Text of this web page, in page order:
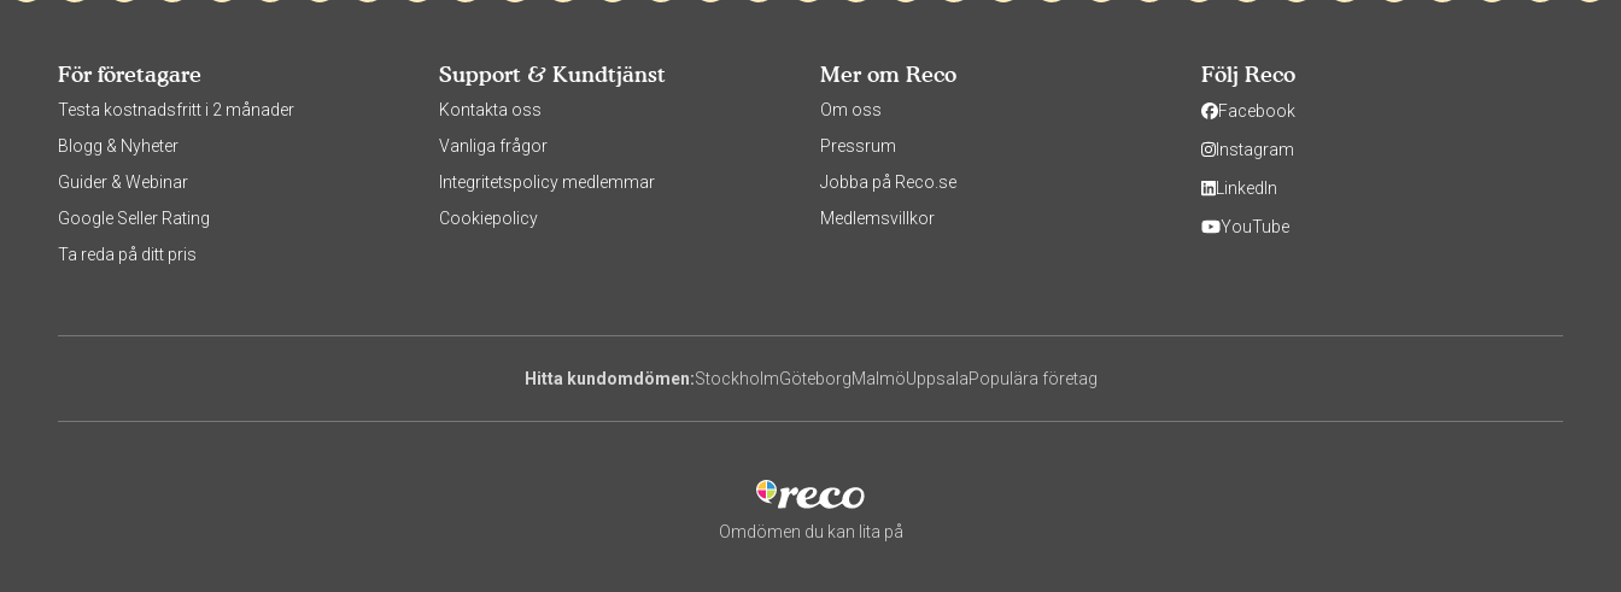
För företagare
Testa kostnadsfritt i 2 månader
Blogg & Nyheter
Guider & Webinar
Google Seller Rating
Ta reda på ditt pris
Support & Kundtjänst
Kontakta oss
Vanliga frågor
Integritetspolicy medlemmar
Cookiepolicy
Mer om Reco
Om oss
Pressrum
Jobba på Reco.se
Medlemsvillkor
Följ Reco
Facebook
Instagram
LinkedIn
YouTube
Hitta kundomdömen:StockholmGöteborgMalmöUppsalaPopulära företag
Omdömen du kan lita på